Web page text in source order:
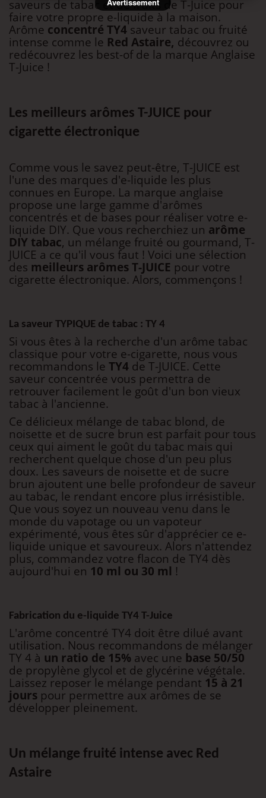
saveurs de tabac et de fruits de T-Juice pour
faire votre propre e-liquide à la maison.
Arôme concentré TY4saveur tabac ou fruité
intense comme le Red Astaire, découvrez ou
redécouvrez les best-of de la marque Anglaise
T-Juice !
Les meilleurs arômes T-JUICE pour
cigarette électronique
Comme vous le savez peut-être, T-JUICE est
l'une des marques d'e-liquide les plus
connues en Europe. La marque anglaise
propose une large gamme d'arômes
concentrés et de bases pour réaliser votre e-
liquide DIY. Que vous recherchiez un arôme
DIY tabac, un mélange fruité ou gourmand, T-
JUICE a ce qu'il vous faut ! Voici une sélection
des meilleurs arômes T-JUICE pour votre
cigarette électronique. Alors, commençons !
La saveur TYPIQUE de tabac : TY 4
Si vous êtes à la recherche d'un arôme tabac
classique pour votre e-cigarette, nous vous
recommandons le TY4 de T-JUICE. Cette
saveur concentrée vous permettra de
retrouver facilement le goût d'un bon vieux
tabac à l'ancienne.
Ce délicieux mélange de tabac blond, de
noisette et de sucre brun est parfait pour tous
ceux qui aiment le goût du tabac mais qui
recherchent quelque chose d'un peu plus
doux. Les saveurs de noisette et de sucre
brun ajoutent une belle profondeur de saveur
au tabac, le rendant encore plus irrésistible.
Que vous soyez un nouveau venu dans le
monde du vapotage ou un vapoteur
expérimenté, vous êtes sûr d'apprécier ce e-
liquide unique et savoureux. Alors n'attendez
plus, commandez votre flacon de TY4 dès
aujourd'hui en 10 ml ou 30 ml !
Fabrication du e-liquide TY4 T-Juice
L'arôme concentré TY4 doit être dilué avant
utilisation. Nous recommandons de mélanger
TY 4 à un ratio de 15% avec une base 50/50
de propylène glycol et de glycérine végétale.
Laissez reposer le mélange pendant 15 à 21
jours pour permettre aux arômes de se
développer pleinement.
Un mélange fruité intense avec Red
Astaire